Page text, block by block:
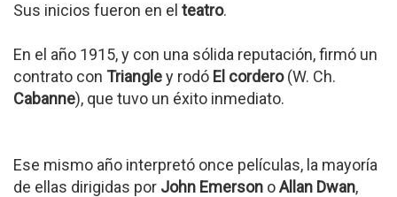
Sus inicios fueron en el teatro.
En el año 1915, y con una sólida reputación, firmó un
contrato con Triangley rodó El cordero(W. Ch.
Cabanne), que tuvo un éxito inmediato.
Ese mismo año interpretó once películas, la mayoría
de ellas dirigidas por John Emerson oAllan Dwan,